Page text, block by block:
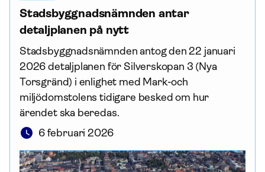
Stadsbyggnadsnämnden antar
detaljplanen på nytt
Stadsbyggnadsnämnden antog den 22 januari
2026 detaljplanen för Silverskopan 3 (Nya
Torsgränd) i enlighet med Mark-och
miljödomstolens tidigare besked om hur
ärendet ska beredas.
6 februari 2026